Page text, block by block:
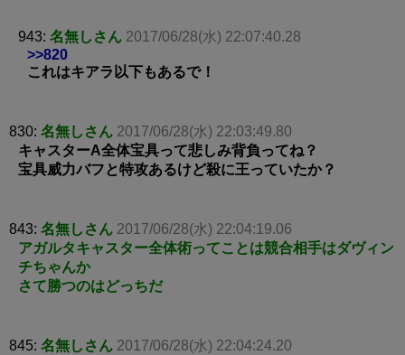
943: 名無しさん 2017/06/28(水) 22:07:40.28
>>820
これはキアラ以下もあるで！
830: 名無しさん 2017/06/28(水) 22:03:49.80
キャスターA全体宝具って悲しみ背負ってね？
宝具威力バフと特攻あるけど殺に王っていたか？
843: 名無しさん 2017/06/28(水) 22:04:19.06
アガルタキャスター全体術ってことは競合相手はダヴィン
チちゃんか
さて勝つのはどっちだ
845: 名無しさん 2017/06/28(水) 22:04:24.20